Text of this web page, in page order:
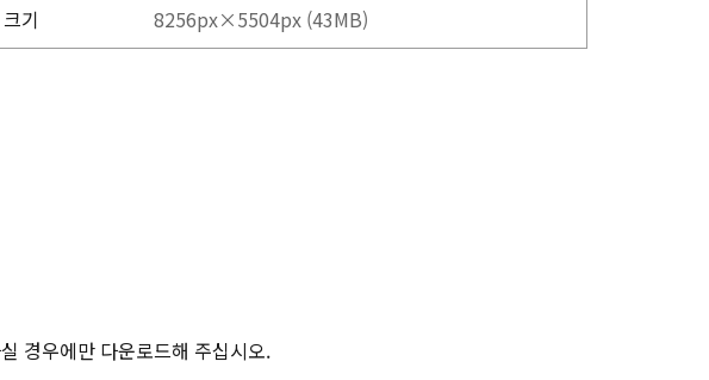
기 8256px×5504px (43MB)
경우에만 다운로드해 주십시오.